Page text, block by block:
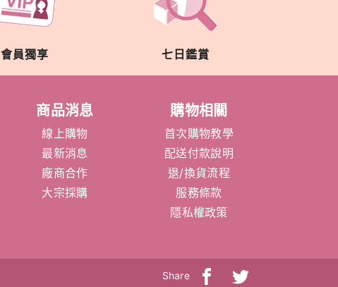
會員獨享 七日鑑賞
商品消息
線上購物
最新消息
廠商合作
大宗採購
購物相關
首次購物教學
配送付款說明
退/換貨流程
服務條款
隱私權政策
Share